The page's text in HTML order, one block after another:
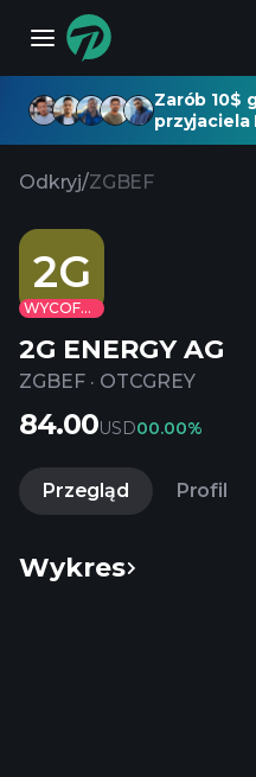
Zarób 10$
przyjaciela
Odkryj/ZGBEF
2G
WYCOFANE
2G ENERGY AG
ZGBEF · OTCGREY
84.00USD00.00%
Przegląd Profil
Wykres